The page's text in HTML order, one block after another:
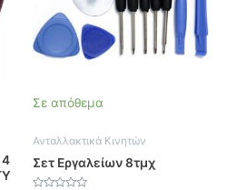
4
Σε απόθεμα
Ανταλλακτικά Κινητών
Σετ Εργαλείων 8τμχ